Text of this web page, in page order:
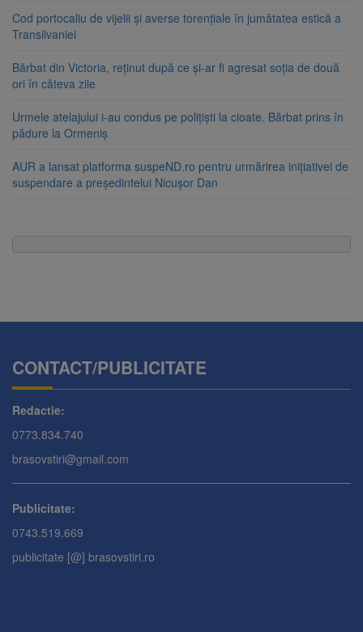
Cod portocaliu de vijelii și averse torențiale în jumătatea estică a
Transilvaniei
Bărbat din Victoria, reținut după ce și-ar fi agresat soția de două
ori în câteva zile
Urmele atelajului i-au condus pe polițiști la cioate. Bărbat prins în
pădure la Ormeniș
AUR a lansat platforma suspeND.ro pentru urmărirea inițiativei de
suspendare a președintelui Nicușor Dan
CONTACT/PUBLICITATE
Redactie:
0773.834.740
brasovstiri@gmail.com
Publicitate:
0743.519.669
publicitate [@] brasovstiri.ro